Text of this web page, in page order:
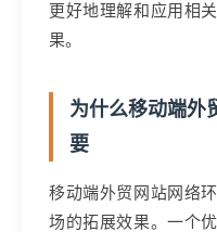
更好地理解和应用相
果。
为什么移动端外
要
移动端外贸网站网络
场的拓展效果。一个